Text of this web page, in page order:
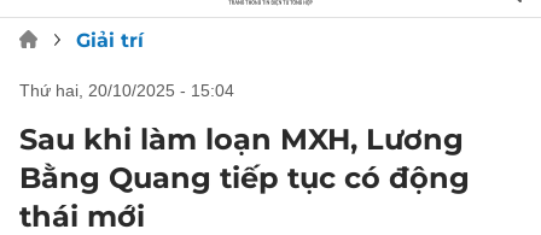
Giải trí
thứ hai, 20/10/2025 - 15:04
Sau khi làm loạn MXH, Lương
Bằng Quang tiếp tục có động
thái mới